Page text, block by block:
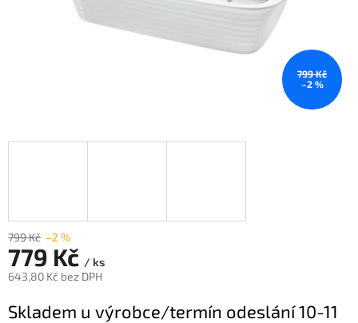
799 Kč
–2 %
799 Kč –2 %
779 Kč / ks
643,80 Kč bez DPH
cena:
Skladem u výrobce/termín odeslání 10-11